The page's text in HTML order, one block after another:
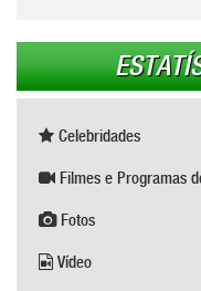
Celebridades
Filmes e Programas
Fotos
Vídeo